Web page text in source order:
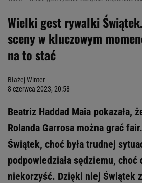
Wielki gest rywalki
sceny w kluczowym
na to stać
Błażej Winter
8 czerwca 2023, 20:58
Beatriz Haddad Maia pokazała,
Rolanda Garrosa można grać
Świątek, choć była trudnej
podpowiedziała sędziemu, choć
niekorzyść. Dzięki niej Świątek